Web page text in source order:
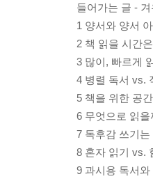
들어가는 글 -
1 양서와 양서
2 책 읽을 시간
3 많이, 빠르게
4 병렬 독서 vs.
5 책을 위한 공
6 무엇으로 읽
7 독후감 쓰기
8 혼자 읽기 vs.
9 과시용 독서